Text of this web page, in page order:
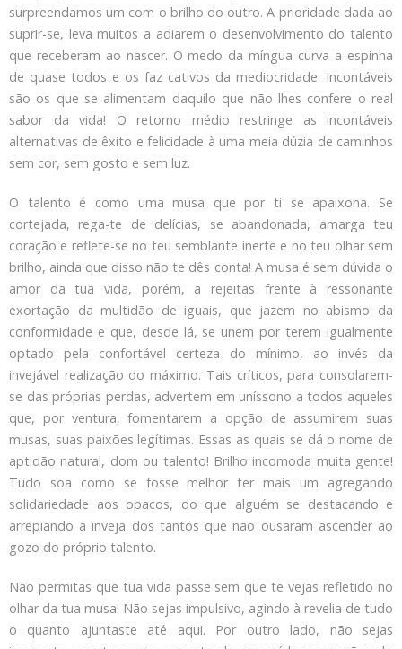
surpreendamos um com o brilho do outro. A prioridade dada ao
suprir-se, leva muitos a adiarem o desenvolvimento do talento
que receberam ao nascer. O medo da míngua curva a espinha
de quase todos e os faz cativos da mediocridade. Incontáveis
são os que se alimentam daquilo que não lhes confere o real
sabor da vida! O retorno médio restringe as incontáveis
alternativas de êxito e felicidade à uma meia dúzia de caminhos
sem cor, sem gosto e sem luz.
O talento é como uma musa que por ti se apaixona. Se
cortejada, rega-te de delícias, se abandonada, amarga teu
coração e reflete-se no teu semblante inerte e no teu olhar sem
brilho, ainda que disso não te dês conta! A musa é sem dúvida o
amor da tua vida, porém, a rejeitas frente à ressonante
exortação da multidão de iguais, que jazem no abismo da
conformidade e que, desde lá, se unem por terem igualmente
optado pela confortável certeza do mínimo, ao invés da
invejável realização do máximo. Tais críticos, para consolarem-
se das próprias perdas, advertem em uníssono a todos aqueles
que, por ventura, fomentarem a opção de assumirem suas
musas, suas paixões legítimas. Essas as quais se dá o nome de
aptidão natural, dom ou talento! Brilho incomoda muita gente!
Tudo soa como se fosse melhor ter mais um agregando
solidariedade aos opacos, do que alguém se destacando e
arrepiando a inveja dos tantos que não ousaram ascender ao
gozo do próprio talento.
Não permitas que tua vida passe sem que te vejas refletido no
olhar da tua musa! Não sejas impulsivo, agindo à revelia de tudo
o quanto ajuntaste até aqui. Por outro lado, não sejas